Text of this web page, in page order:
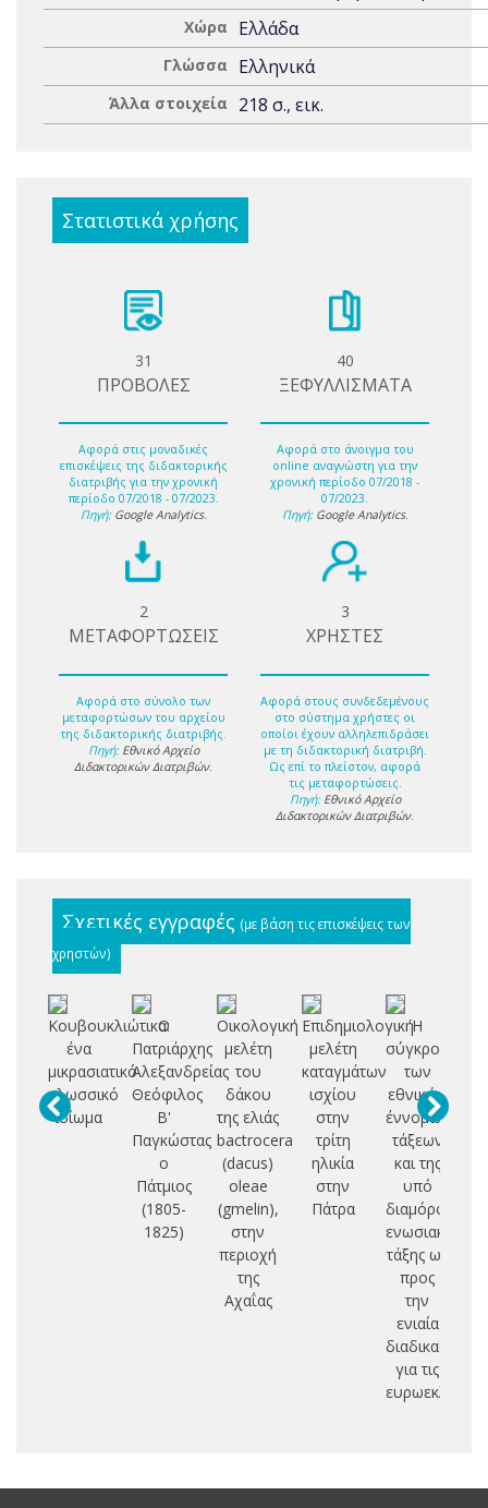
Χώρα Ελλάδα
Γλώσσα Ελληνικά
Άλλα στοιχεία 218 σ., εικ.
Στατιστικά χρήσης
31
ΠΡΟΒΟΛΕΣ
Αφορά στις μοναδικές
επισκέψεις της διδακτορικής
διατριβής για την χρονική
περίοδο 07/2018 - 07/2023.
Πηγή: Google Analytics.
40
ΞΕΦΥΛΛΙΣΜΑΤΑ
Αφορά στο άνοιγμα του
online αναγνώστη για την
χρονική περίοδο 07/2018 -
07/2023.
Πηγή: Google Analytics.
2
ΜΕΤΑΦΟΡΤΩΣΕΙΣ
Αφορά στο σύνολο των
μεταφορτώσων του αρχείου
της διδακτορικής διατριβής.
Πηγή: Εθνικό Αρχείο
Διδακτορικών Διατριβών.
3
ΧΡΗΣΤΕΣ
Αφορά στους συνδεδεμένους
στο σύστημα χρήστες οι
οποίοι έχουν αλληλεπιδράσει
με τη διδακτορική διατριβή.
Ως επί το πλείστον, αφορά
τις μεταφορτώσεις.
Πηγή: Εθνικό Αρχείο
Διδακτορικών Διατριβών.
Σχετικές εγγραφές (με βάση τις επισκέψεις των
χρηστών)
Κουβουκλιώτικα:
ένα
μικρασιατικό
γλωσσικό
ιδίωμα
Ο
Πατριάρχης
Αλεξανδρείας
Θεόφιλος
Β'
Παγκώστας
ο
Πάτμιος
(1805-
1825)
Οικολογική
μελέτη
του
δάκου
της ελιάς
bactrocera
(dacus)
oleae
(gmelin),
στην
περιοχή
της
Αχαΐας
Επιδημιολογική
μελέτη
καταγμάτων
ισχίου
στην
τρίτη
ηλικία
στην
Πάτρα
Η
σύγκρουση
των
εθνικών
έννομων
τάξεων
και της
υπό
διαμόρφωση
ενωσιακής
τάξης ως
προς
την
ενιαία
διαδικασία
για τις
ευρωεκλογές